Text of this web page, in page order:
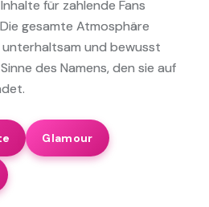
für zahlende Fans
gesamte Atmosphäre
und bewusst
des Namens, den sie auf
Glamour